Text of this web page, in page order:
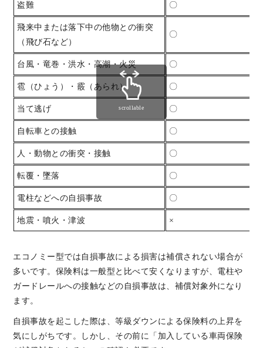
盗難 〇
飛来中または落下中の他物との衝突
（飛び石など）
〇
台風・竜巻・洪水・高潮・火災 〇
雹（ひょう）・霰（あられ） 〇
当て逃げ 〇
自転車との接触 〇
人・動物との衝突・接触 〇
転覆・墜落 〇
電柱などへの自損事故 〇
地震・噴火・津波 ×
scrollable
エコノミー型では自損事故による損害は補償されない場合が
多いです。保険料は一般型と比べて安くなりますが、電柱や
ガードレールへの接触などの自損事故は、補償対象外になり
ます。
自損事故を起こした際は、等級ダウンによる保険料の上昇を
気にしがちです。しかし、その前に「加入している車両保険